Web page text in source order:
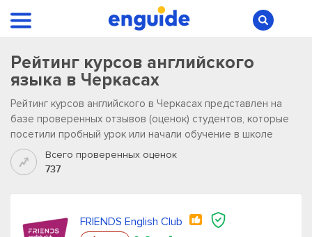
Рейтинг курсов английского
языка в Черкасах
Рейтинг курсов английского в Черкасах представлен на
базе проверенных отзывов (оценок) студентов, которые
посетили пробный урок или начали обучение в школе
Всего проверенных оценок
737
FRIENDS English Club